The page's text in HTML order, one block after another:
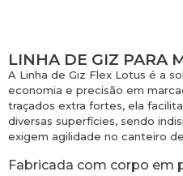
LINHA DE GIZ PARA
A Linha de Giz Flex Lotus é a
economia e precisão em
traçados extra fortes, ela
diversas superfícies, sendo
exigem agilidade no canteiro
Fabricada com corpo em